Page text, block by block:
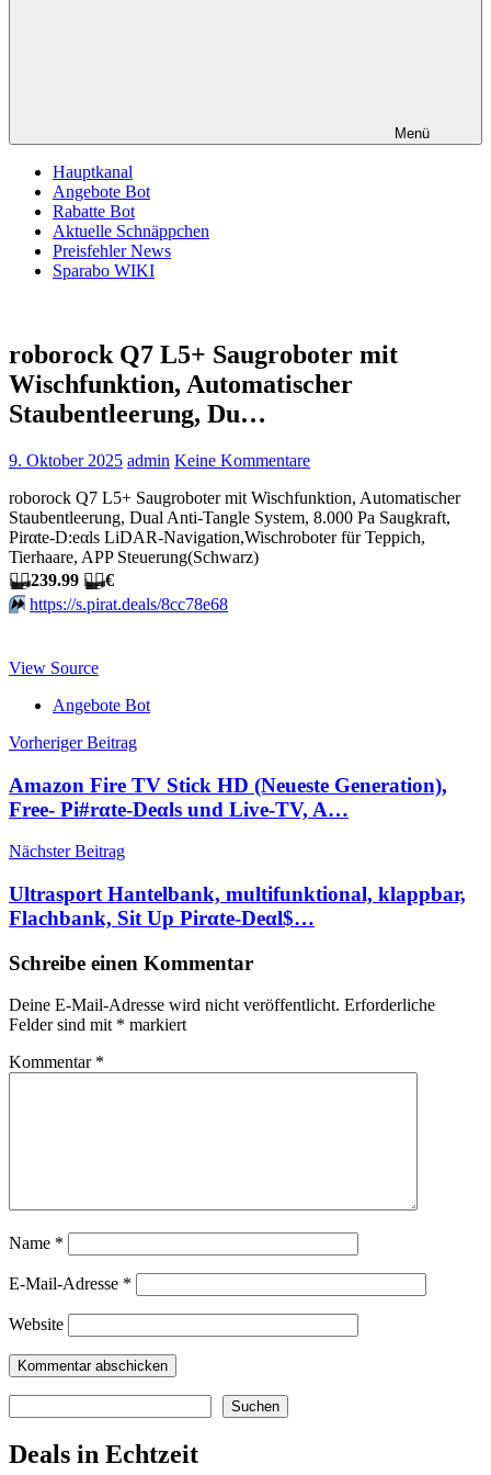
Menü
Hauptkanal
Angebote Bot
Rabatte Bot
Aktuelle Schnäppchen
Preisfehler News
Sparabo WIKI
roborock Q7 L5+ Saugroboter mit
Wischfunktion, Automatischer
Staubentleerung, Du…
9. Oktober 2025 admin Keine Kommentare
roborock Q7 L5+ Saugroboter mit Wischfunktion, Automatischer
Staubentleerung, Dual Anti-Tangle System, 8.000 Pa Saugkraft,
Pirαtе-D:еαls LiDAR-Navigation,Wischroboter für Teppich,
Tierhaare, APP Steuerung(Schwarz)
🏴‍☠️239.99 🏴‍☠️€
⏩️ https://s.pirat.deals/8cc78e68
View Source
Angebote Bot
Beitragsnavigation
Vorheriger Beitrag
Amazon Fire TV Stick HD (Neueste Generation),
Free- Pi#rαtе-Dеαls und Live-TV, A…
Nächster Beitrag
Ultrasport Hantelbank, multifunktional, klappbar,
Flachbank, Sit Up Pirαtе-Dеαl$…
Schreibe einen Kommentar
Deine E-Mail-Adresse wird nicht veröffentlicht. Erforderliche
Felder sind mit * markiert
Kommentar *
Name *
E-Mail-Adresse *
Website
Suchen
Deals in Echtzeit